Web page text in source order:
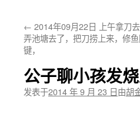
文← 2014年09月22日 上午拿刀
弄池塘去了，把刀捞上来，修
键，
公子聊小孩发
发表于2014 年 9 月 23 日由胡